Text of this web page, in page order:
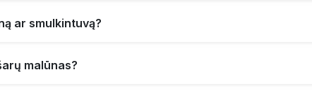
ar smulkintuvą?
malūnas?